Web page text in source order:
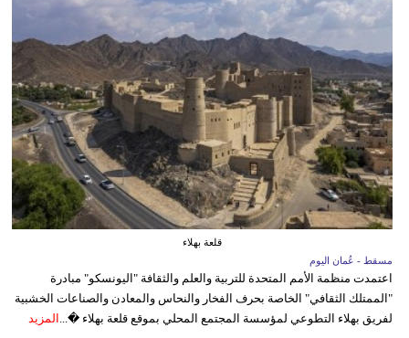
قلعة بهلاء
مسقط - عُمان اليوم
اعتمدت منظمة الأمم المتحدة للتربية والعلم والثقافة "اليونسكو" مبادرة
"الممتلك الثقافي" الخاصة بحرف الفخار والنحاس والمعادن والصناعات الخشبية
لفريق بهلاء التطوعي لمؤسسة المجتمع المحلي بموقع قلعة بهلاء �... المزيد